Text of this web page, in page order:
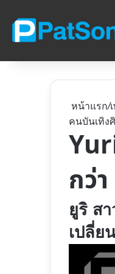
หน้าแรก/
คนบันเทิง
กว่า
ยูริ ส
เปลี่ย